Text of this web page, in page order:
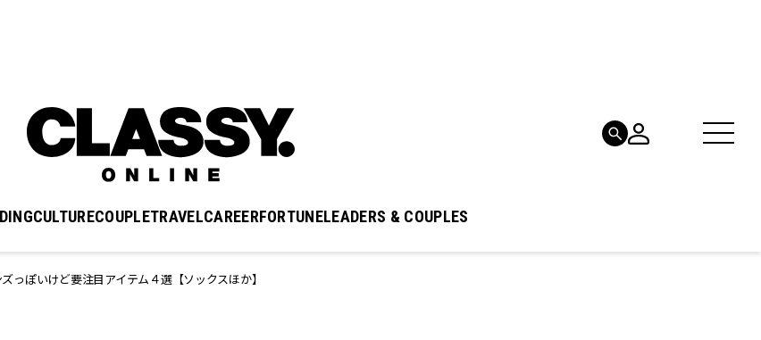
CULTURECOUPLETRAVELCAREERFORTUNELEADERS & COUPLES
ぽいけど要注目アイテム４選【ソックスほか】